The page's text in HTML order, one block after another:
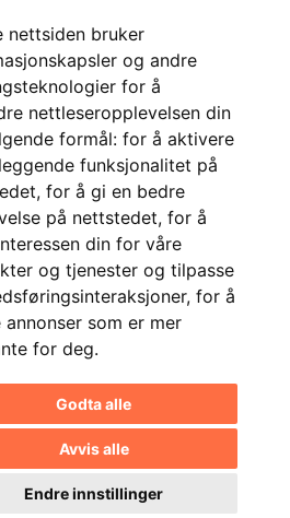
nettsiden bruker
og andre
for å
nettleseropplevelsen din
formål: for å aktivere
funksjonalitet på
, for å gi en bedre
på nettstedet, for å
din for våre
og tjenester og tilpasse
, for å
annonser som er mer
for deg.
Godta alle
Avvis alle
Endre innstillinger
med-standardisering-av-ITS